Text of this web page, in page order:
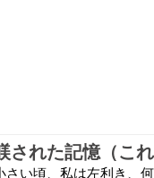
された記憶（こ
さい頃、私は左利き、